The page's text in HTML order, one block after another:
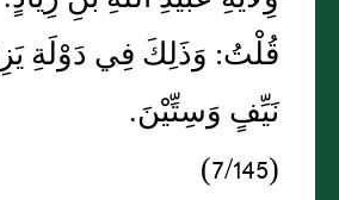
قُلْتُ: وَذَلِكَ فِي دَوْلَةِ
نَيِّفٍ وَسِتِّيْنَ.
(7/145)